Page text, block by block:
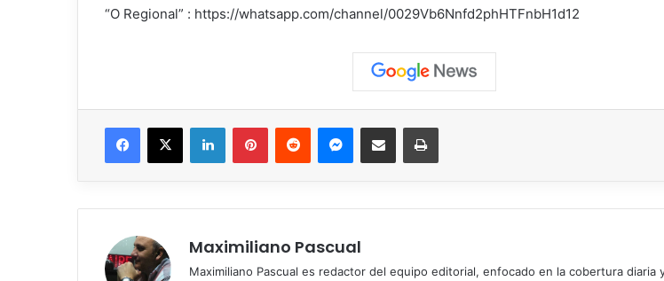
“O Regional” : https://whatsapp.com/channel/0029Vb6Nnfd2phHTFnbH1d12
Facebook
X LinkedInPinterestReddit MessengerCompartir vía correo electrónicoImprimir
Maximiliano Pascual
Maximiliano Pascual es redactor del equipo editorial, enfocado en la cobertura diaria